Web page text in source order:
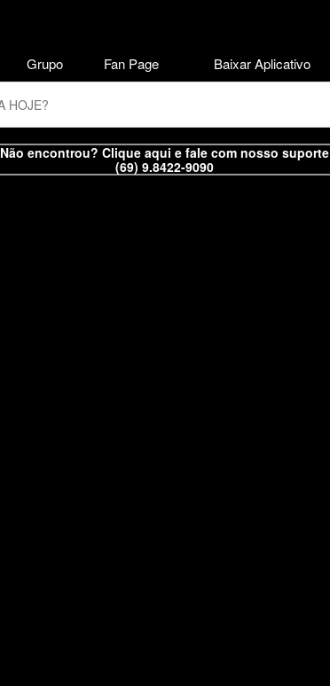
Não encontrou? Clique aqui e fale com nosso suporte
(69) 9.8422-9090
Grupo Fan Page Baixar Aplicativo